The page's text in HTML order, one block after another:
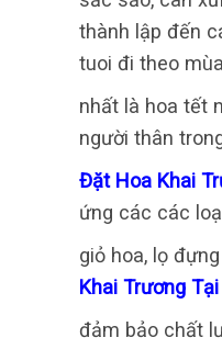
thành lập đến
tuoi đi theo
nhất là hoa tết
người thân
Đặt Hoa Khai
ứng các các
giỏ hoa, lọ
Khai Trương
đảm bảo chất